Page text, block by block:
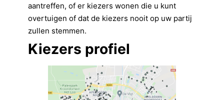
aantreffen, of er kiezers wonen die u kunt
overtuigen of dat de kiezers nooit op uw partij
zullen stemmen.
Kiezers profiel